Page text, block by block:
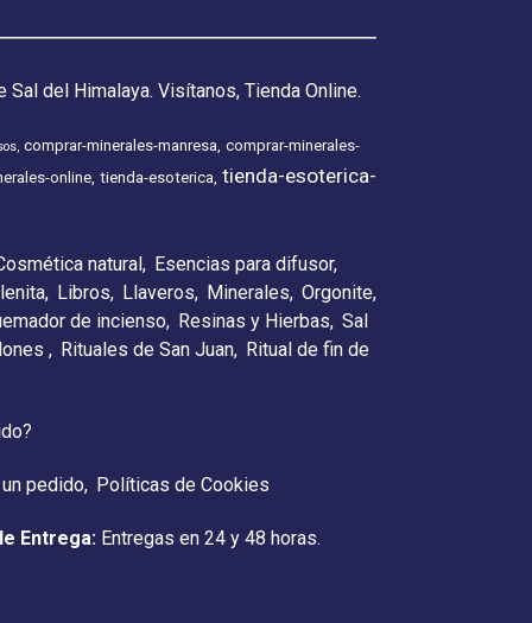
del Himalaya. Visítanos, Tienda Online.
comprar-minerales-manresa comprar-minerales-
online tienda-esoterica tienda-esoterica-
natural Esencias para difusor
Libros Llaveros Minerales Orgonite
de incienso Resinas y Hierbas Sal
Rituales de San Juan Ritual de fin de
pedido Políticas de Cookies
Entrega: Entregas en 24 y 48 horas.